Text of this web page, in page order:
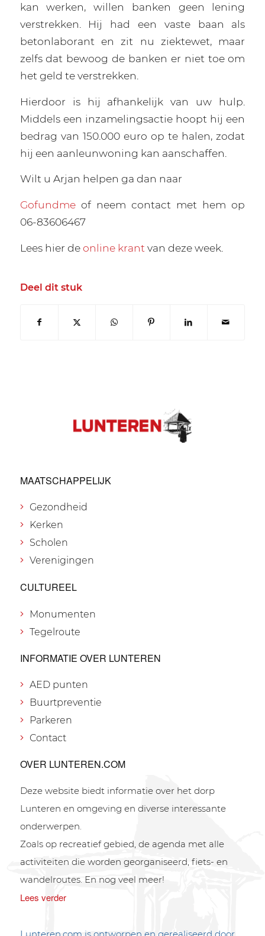
kan werken, willen banken geen lening
verstrekken. Hij had een vaste baan als
betonlaborant en zit nu ziektewet, maar
zelfs dat bewoog de banken er niet toe om
het geld te verstrekken.
Hierdoor is hij afhankelijk van uw hulp.
Middels een inzamelingsactie hoopt hij een
bedrag van 150.000 euro op te halen, zodat
hij een aanleunwoning kan aanschaffen.
Wilt u Arjan helpen ga dan naar
Gofundmeof neem contact met hem op
06-83606467
Lees hier deonline krant van deze week.
Deel dit stuk
MAATSCHAPPELIJK
Gezondheid
Kerken
Scholen
Verenigingen
CULTUREEL
Monumenten
Tegelroute
INFORMATIE OVER LUNTEREN
AED punten
Buurtpreventie
Parkeren
Contact
OVER LUNTEREN.COM
Deze website biedt informatie over het dorp
Lunteren en omgeving en diverse interessante
onderwerpen.
Zoals op recreatief gebied, de agenda met alle
activiteiten die worden georganiseerd, fiets- en
wandelroutes. En nog veel meer!
Lees verder